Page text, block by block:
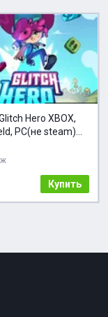
Hero XBOX,
PC(не steam)
Купить